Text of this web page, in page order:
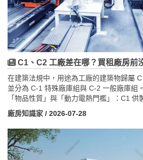
C1、C2 工廠差在哪？買租廠房前沒搞懂
在建築法規中，用途為工廠的建築物歸屬
並分為 C-1 特殊廠庫組與 C-2 一般廠庫組
「物品性質」與「動力電熱門檻」：C1 供
且作業廠房動力超過 15 匹馬力或電熱超過
般物品，動力未超過 15 匹馬力且電熱未超
力大、有公害屬 C1，動力小、一般物品屬
廠房知識家 / 2026-07-28